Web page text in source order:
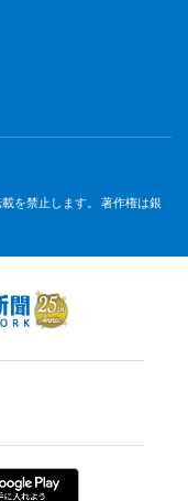
を禁止します。 著作権は銀